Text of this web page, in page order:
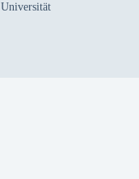
Universität